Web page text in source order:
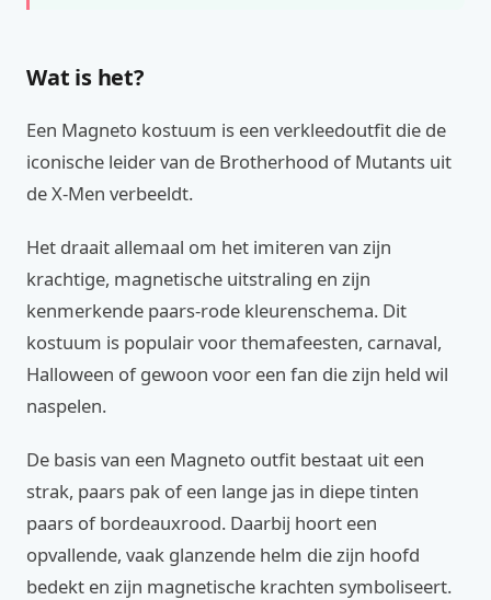
Wat is het?
Een Magneto kostuum is een verkleedoutfit die de
iconische leider van de Brotherhood of Mutants uit
de X-Men verbeeldt.
Het draait allemaal om het imiteren van zijn
krachtige, magnetische uitstraling en zijn
kenmerkende paars-rode kleurenschema. Dit
kostuum is populair voor themafeesten, carnaval,
Halloween of gewoon voor een fan die zijn held wil
naspelen.
De basis van een Magneto outfit bestaat uit een
strak, paars pak of een lange jas in diepe tinten
paars of bordeauxrood. Daarbij hoort een
opvallende, vaak glanzende helm die zijn hoofd
bedekt en zijn magnetische krachten symboliseert.